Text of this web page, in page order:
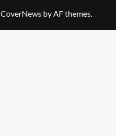
CoverNews by AF themes.